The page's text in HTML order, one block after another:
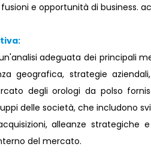
e opportunità di business.
adeguata dei principali
geografica, strategie
degli orologi da polso
delle società, che includono
alleanze strategiche
del mercato.